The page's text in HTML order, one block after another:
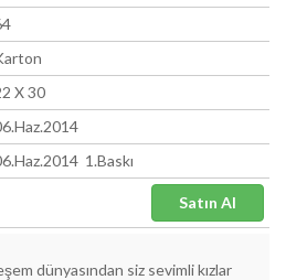
X 30
1.Baskı
dünyasından siz sevimli kızlar